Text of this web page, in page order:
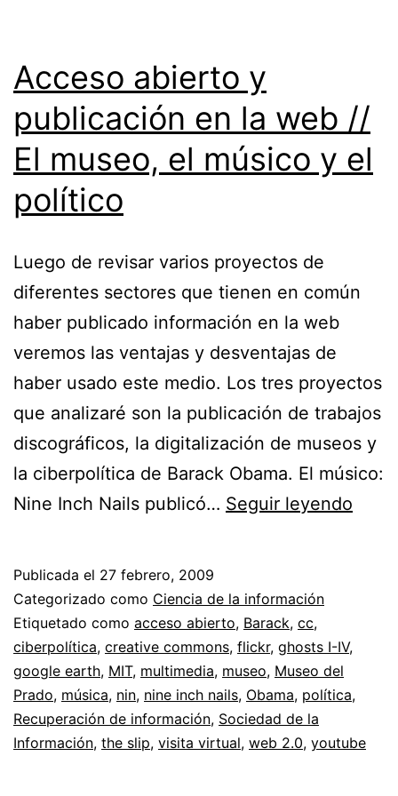
Acceso abierto y
publicación en la web //
El museo, el músico y el
político
Luego de revisar varios proyectos de
diferentes sectores que tienen en común
haber publicado información en la web
veremos las ventajas y desventajas de
haber usado este medio. Los tres proyectos
que analizaré son la publicación de trabajos
discográficos, la digitalización de museos y
la ciberpolítica de Barack Obama. El músico:
Nine Inch Nails publicó… Seguir leyendo
la
El
Publicada el 27 febrero, 2009
Categorizado como Ciencia de la información
Etiquetado como acceso abierto, Barack, cc,
ciberpolítica, creative commons, flickr, ghosts I-IV,
google earth, MIT, multimedia, museo, Museo del
Prado, música, nin, nine inch nails, Obama, política,
Recuperación de información, Sociedad de la
Información, the slip, visita virtual, web 2.0, youtube